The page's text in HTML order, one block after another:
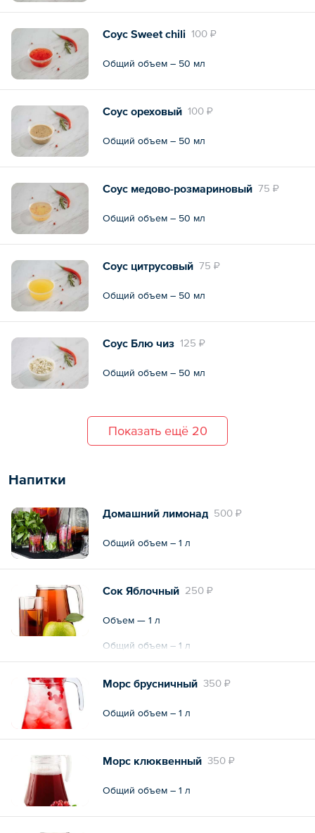
100 ₽
Соус Sweet chili
Общий объем – 50 мл
100 ₽
Соус ореховый
Общий объем – 50 мл
75 ₽
Соус медово-розмариновый
Общий объем – 50 мл
75 ₽
Соус цитрусовый
Общий объем – 50 мл
125 ₽
Соус Блю чиз
Общий объем – 50 мл
Показать ещё 20
Напитки
500 ₽
Домашний лимонад
Общий объем – 1 л
250 ₽
Сок Яблочный
Объем — 1 л
Общий объем – 1 л
350 ₽
Морс брусничный
Общий объем – 1 л
350 ₽
Морс клюквенный
Общий объем – 1 л